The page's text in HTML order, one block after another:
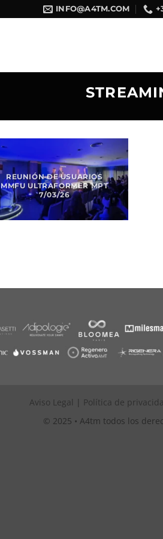
INFO@A4TM.COM
REUNIÓN DE USUARIOS
MMFU ULTRAFORMER MPT
7/03/26
Aviso Legal | Política de
© 2025 • A4tm todos los